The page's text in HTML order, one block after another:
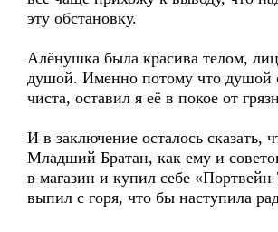
эту обстановку.
Алёнушка была красива телом,
душой. Именно потому что душой
чиста, оставил я её в покое от
И в заключение осталось сказать,
Младший Братан, как ему и
в магазин и купил себе «Портвейн
выпил с горя, что бы наступила